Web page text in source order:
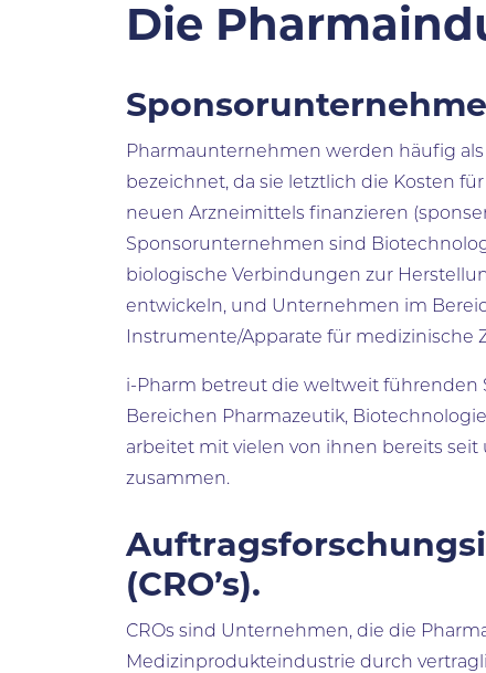
Die
Pharmaunternehmen werden häufig
bezeichnet, da sie letztlich die Kosten
neuen Arzneimittels finanzieren
Sponsorunternehmen sind
biologische Verbindungen zur
entwickeln, und Unternehmen im
Instrumente/Apparate für medizinische
i-Pharm betreut die weltweit führenden
Bereichen Pharmazeutik,
arbeitet mit vielen von ihnen bereits
zusammen.
(CRO’s).
CROs sind Unternehmen, die die
Medizinprodukteindustrie durch